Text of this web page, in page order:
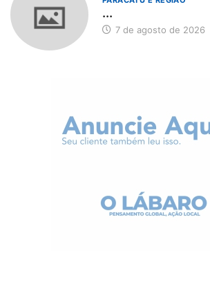
...
7 de agosto de 2026